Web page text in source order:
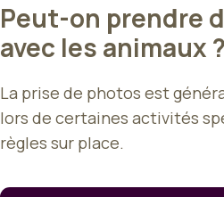
Peut-on prendre
avec les animaux ?
La prise de photos est
lors de certaines activités
règles sur place.